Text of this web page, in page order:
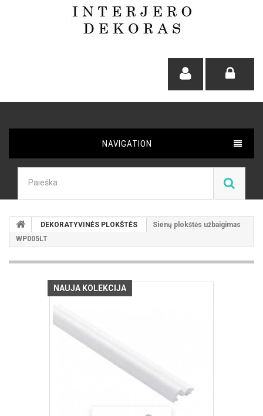
NAVIGATION
DEKORATYVINĖS PLOKŠTĖS
Sienų plokštės užbaigimas
WP005LT
NAUJA KOLEKCIJA